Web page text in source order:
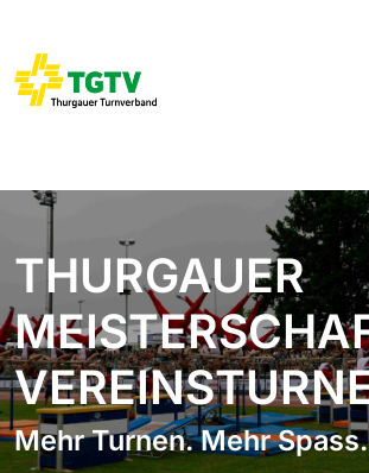
THURGAUER
Mehr Turnen. Mehr Spass.